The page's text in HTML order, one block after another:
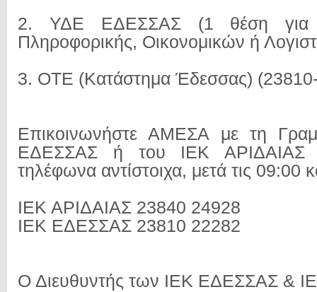
2. ΥΔΕ ΕΔΕΣΣΑΣ (1 θέση για
Πληροφορικής, Οικονομικών ή
3. ΟΤΕ (Κατάστημα Έδεσσας)
Επικοινωνήστε ΑΜΕΣΑ με τη
ΕΔΕΣΣΑΣ ή του ΙΕΚ ΑΡΙΔΑΙΑΣ
τηλέφωνα αντίστοιχα, μετά τις 09:00
ΙΕΚ ΑΡΙΔΑΙΑΣ 23840 24928
ΙΕΚ ΕΔΕΣΣΑΣ 23810 22282
Ο Διευθυντής των ΙΕΚ ΕΔΕΣΣΑΣ &